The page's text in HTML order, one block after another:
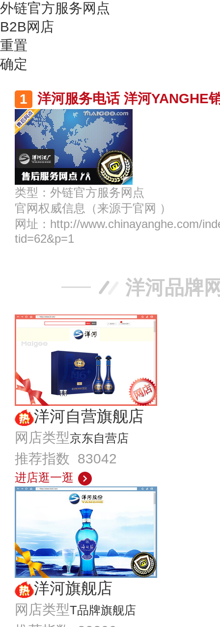
外链官方服务网点
B2B网店
重置
确定
洋河服务电话 洋河YANGHE
类型： 外链官方服务网点
官网权威信息 （来源于官网 ）
网址： http://www.chinayanghe.com/
tid=62&p=1
洋河品牌
洋河自营旗舰店
网店类型京东自营店
推荐指数 83042
进店逛一逛
洋河旗舰店
网店类型T品牌旗舰店